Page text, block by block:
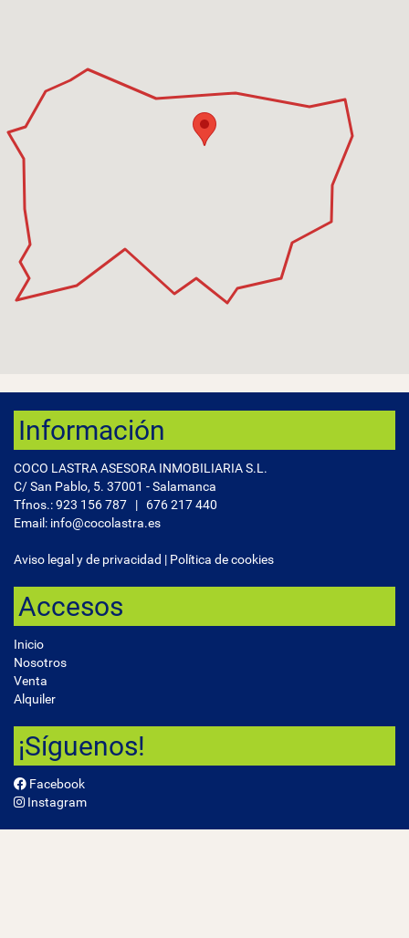
Información
COCO LASTRA ASESORA INMOBILIARIA S.L.
C/ San Pablo, 5. 37001 - Salamanca
Tfnos.:923 156 787 | 676 217 440
Email: info@cocolastra.es
Aviso legal y de privacidad | Política de cookies
Accesos
Inicio
Nosotros
Venta
Alquiler
¡Síguenos!
Facebook
Instagram